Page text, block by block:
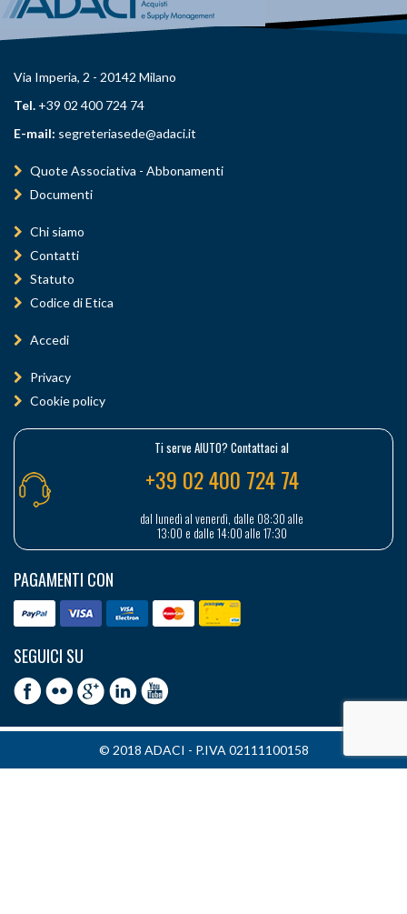
Via Imperia, 2 - 20142 Milano
Tel. +39 02 400 724 74
E-mail: segreteriasede@adaci.it
Quote Associativa - Abbonamenti
Documenti
Chi siamo
Contatti
Statuto
Codice di Etica
Accedi
Privacy
Cookie policy
Ti serve AIUTO? Contattaci al
+39 02 400 724 74
dal lunedì al venerdì, dalle 08:30 alle
13:00 e dalle 14:00 alle 17:30
PAGAMENTI CON
SEGUICI SU
© 2018 ADACI - P.IVA 02111100158